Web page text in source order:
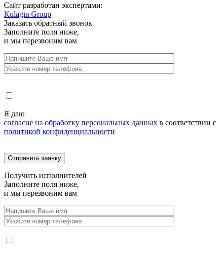
Сайт разработан экспертами:
Kulagin Group
Заказать обратный звонок
Заполните поля ниже,
и мы перезвоним вам
Я даю
согласие на обработку персональных данных в соответствии с
политикой конфиденциальности
Получить исполнителей
Заполните поля ниже,
и мы перезвоним вам